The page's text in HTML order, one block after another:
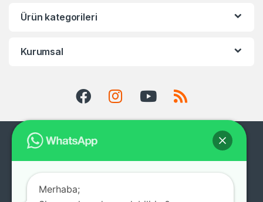
Ürün kategorileri
Kurumsal
Merhaba;